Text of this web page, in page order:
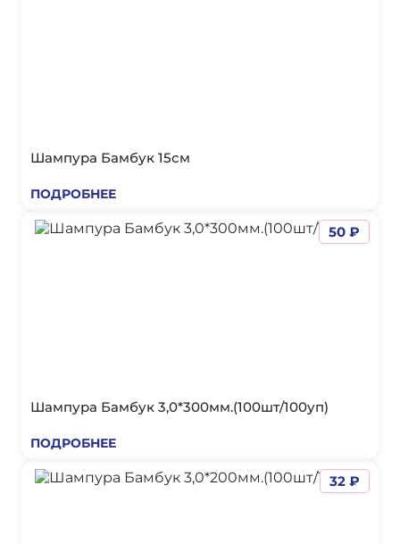
Шампура Бамбук 15см
ПОДРОБНЕЕ
Шампура Бамбук 3,0*300мм.(100шт/100уп)
ПОДРОБНЕЕ
50 ₽
32 ₽